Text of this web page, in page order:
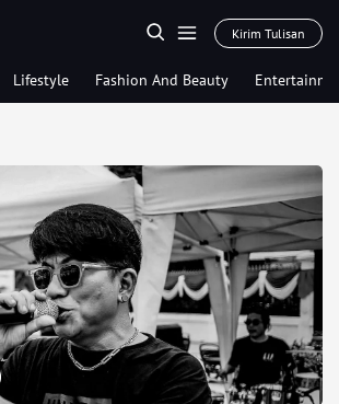
Kirim Tulisan
Lifestyle Fashion And Beauty